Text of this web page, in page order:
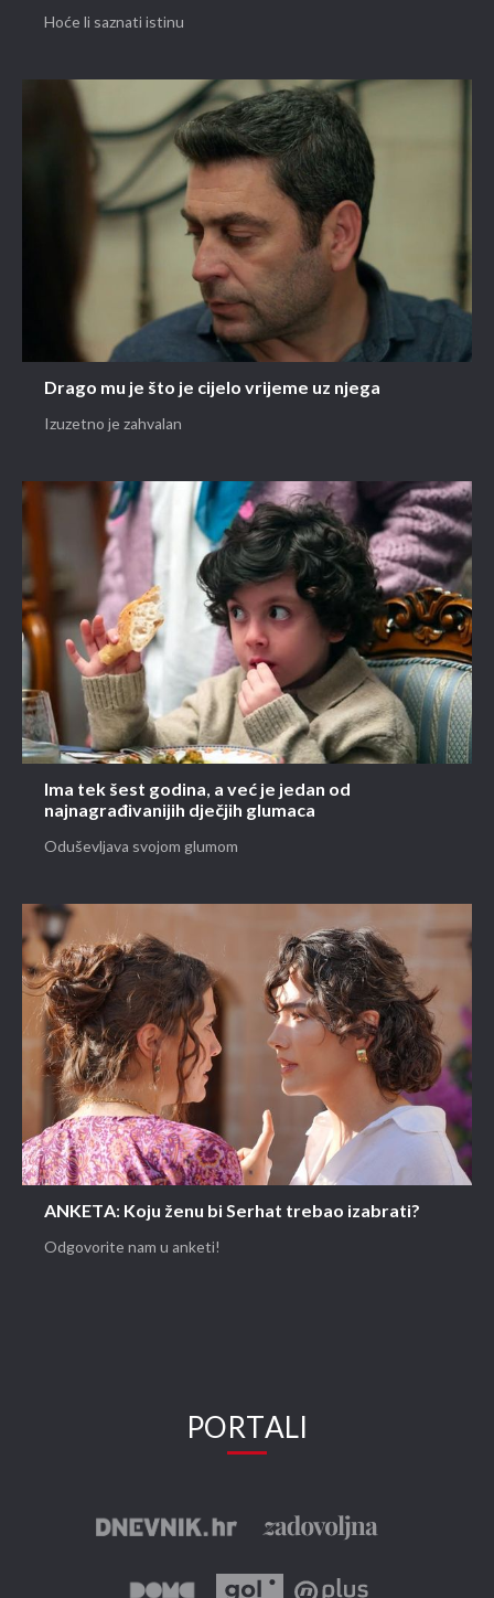
Hoće li saznati istinu
Drago mu je što je cijelo vrijeme uz njega
Izuzetno je zahvalan
Ima tek šest godina, a već je jedan od
najnagrađivanijih dječjih glumaca
Oduševljava svojom glumom
ANKETA: Koju ženu bi Serhat trebao izabrati?
Odgovorite nam u anketi!
PORTALI